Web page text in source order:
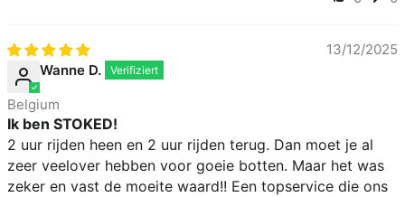
13/12/2025
Wanne D.
Belgium
Ik ben STOKED!
2 uur rijden heen en 2 uur rijden terug. Dan moet je al
zeer veelover hebben voor goeie botten. Maar het was
zeker en vast de moeite waard!! Een topservice die ons